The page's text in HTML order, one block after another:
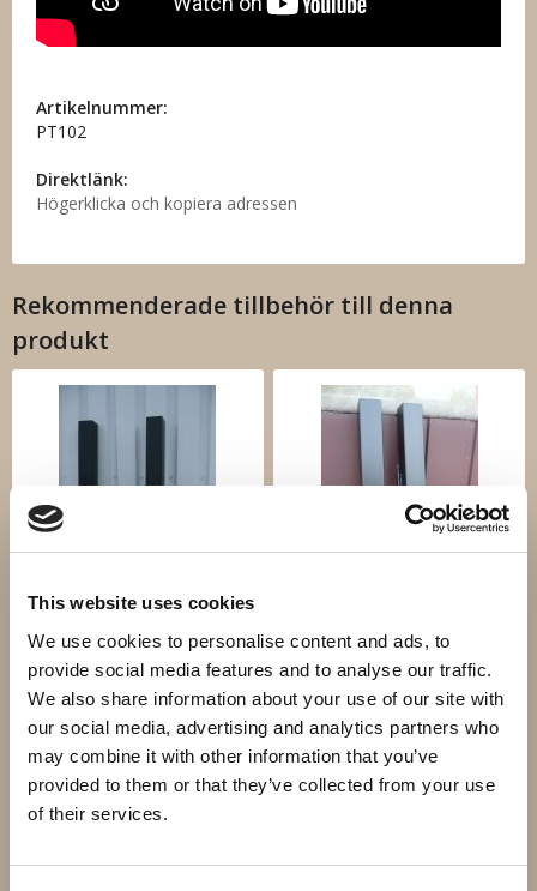
This website uses cookies
We use cookies to personalise content and ads, to
provide social media features and to analyse our traffic.
We also share information about your use of our site with
our social media, advertising and analytics partners who
may combine it with other information that you’ve
provided to them or that they’ve collected from your use
of their services.
Artikelnummer:
PT102
Direktlänk:
Högerklicka och kopiera adressen
Rekommenderade tillbehör till denna
produkt
Stolpar 120x120
2 170 kr
Info Köp
2 650 kr
Info Köp